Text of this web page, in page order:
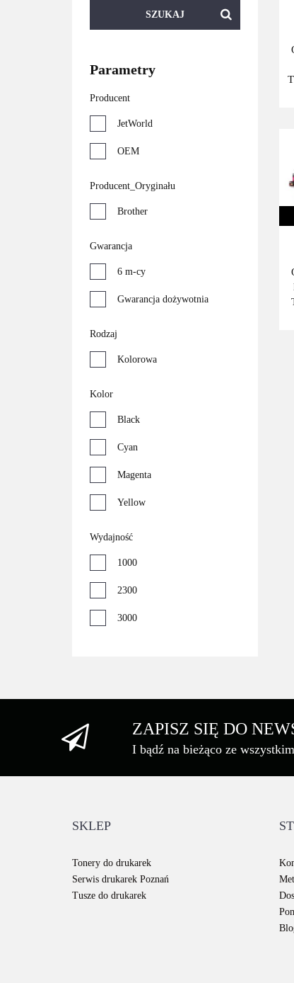
SZUKAJ
Parametry
Producent
JetWorld
OEM
Producent_Oryginału
Brother
Gwarancja
6 m-cy
Gwarancja dożywotnia
Rodzaj
Kolorowa
Kolor
Black
Cyan
Magenta
Yellow
Wydajność
1000
2300
3000
ZAPISZ SIĘ DO
I bądź na bieżąco ze
SKLEP
Tonery do drukarek
Serwis drukarek Poznań
Tusze do drukarek